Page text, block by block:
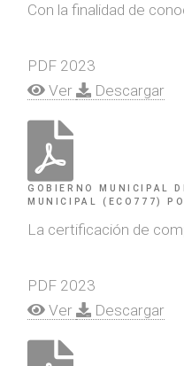
Con la finalidad de
PDF 2023
Ver
Descargar
GOBIERNO MUNICIPAL
MUNICIPAL (ECO777)
La certificación de
PDF 2023
Ver
Descargar